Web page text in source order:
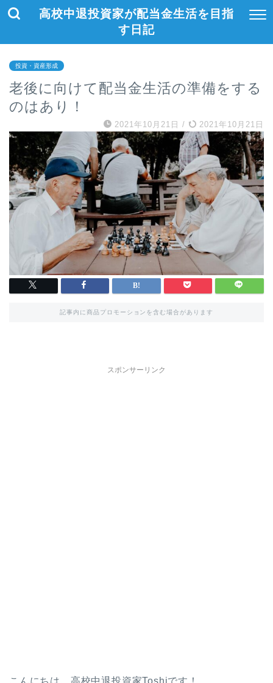
高校中退投資家が配当金生活を目指
す日記
投資・資産形成
老後に向けて配当金生活の準備をする
のはあり！
2021年10月21日 / 2021年10月21日
記事内に商品プロモーションを含む場合があります
スポンサーリンク